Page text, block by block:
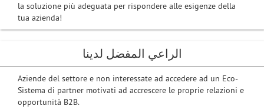
la soluzione più adeguata per rispondere alle esigenze della
tua azienda!
الراعي المفضل لدينا
Aziende del settore e non interessate ad accedere ad un Eco-
Sistema di partner motivati ​​ad accrescere le proprie relazioni e
opportunità B2B.